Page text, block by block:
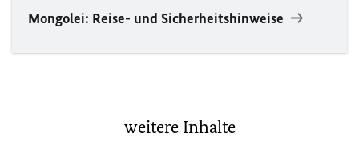
Mongolei: Reise- und Sicherheitshinweise
weitere Inhalte